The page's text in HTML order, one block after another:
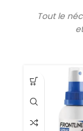
Croissance
Tout le